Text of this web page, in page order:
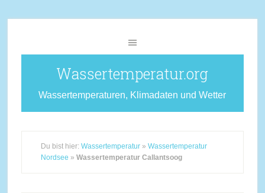
Wassertemperatur.org
Wassertemperaturen, Klimadaten und Wetter
Du bist hier: Wassertemperatur» Wassertemperatur
Nordsee » Wassertemperatur Callantsoog